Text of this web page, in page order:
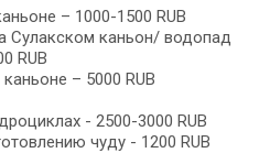
– 1000-1500 RUB
Сулакском каньон/ водопад
RUB
– 5000 RUB
- 2500-3000 RUB
чуду - 1200 RUB